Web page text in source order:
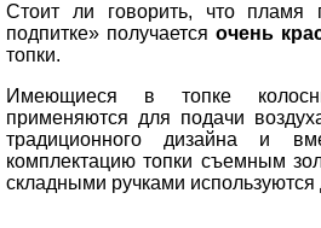
Стоит ли говорить, что пламя
подпитке» получаетсяочень
топки.
Имеющиеся в топке
применяются для подачи
традиционного дизайна и
комплектацию топки съемным
складными ручками